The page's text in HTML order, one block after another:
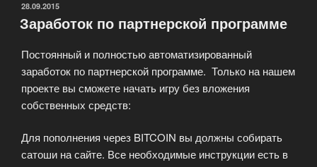
ОПУБЛИКОВАНО
28.09.2015
Заработок по партнерской программе
Постоянный и полностью автоматизированный
заработок по партнерской программе. Только на нашем
проекте вы сможете начать игру без вложения
собственных средств:
Для пополнения через BITCOIN вы должны собирать
сатоши на сайте. Все необходимые инструкции есть в